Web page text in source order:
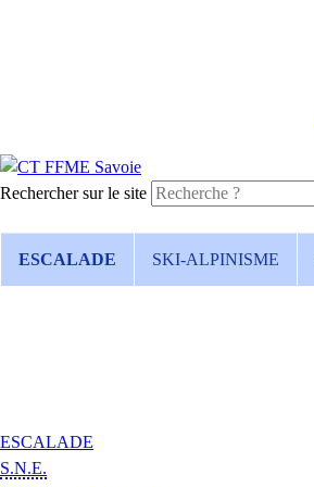
Rechercher sur le site
ESCALADE SKI-ALPINISME
ESCALADE
S.N.E.